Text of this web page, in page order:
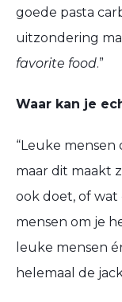
goede pasta
uitzondering
favorite food.”
Waar kan je
“Leuke mensen
maar dit maakt
ook doet, of wat
mensen om je
leuke mensen é
helemaal de